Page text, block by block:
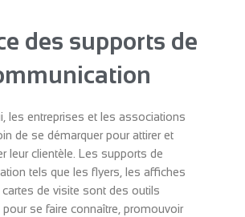
des supports de
les entreprises et les associations
de se démarquer pour attirer et
leur clientèle. Les supports de
tels que les flyers, les affiches
de visite sont des outils
se faire connaître, promouvoir